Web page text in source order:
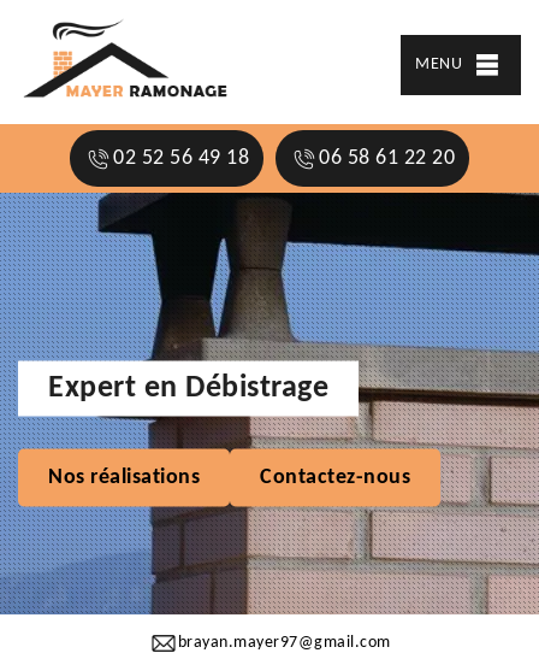
MENU
02 52 56 49 18 06 58 61 22 20
brayan.mayer97@gmail.com
Expert en Débistrage
Nos réalisations Contactez-nous